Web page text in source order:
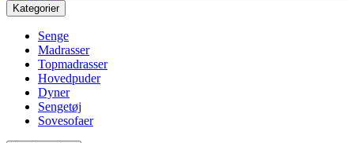
Kategorier
Senge
Madrasser
Topmadrasser
Hovedpuder
Dyner
Sengetøj
Sovesofaer